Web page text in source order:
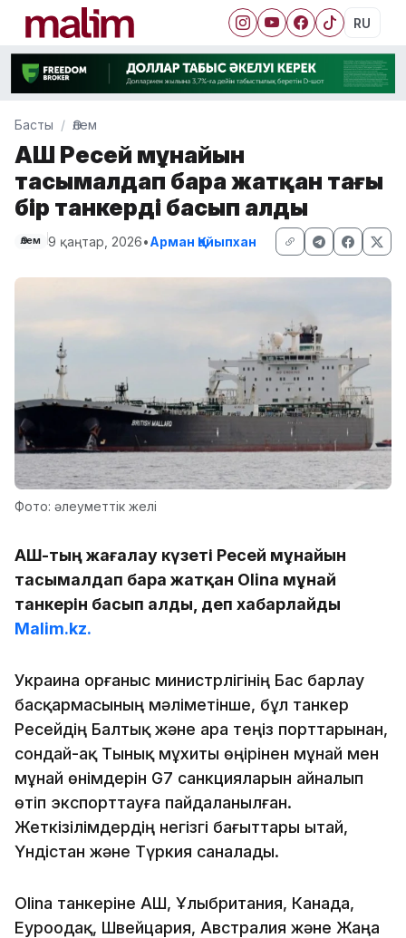
RU
Басты Әлем
АҚШ Ресей мұнайын
тасымалдап бара жатқан тағы
бір танкерді басып алды
Әлем 9 қаңтар, 2026•Арман Қайыпхан
Фото: әлеуметтік желі
АҚШ-тың жағалау күзеті Ресей мұнайын
тасымалдап бара жатқан Olina мұнай
танкерін басып алды, деп хабарлайды
Malim.kz.
Украина Қорғаныс министрлігінің Бас барлау
басқармасының мәліметінше, бұл танкер
Ресейдің Балтық және Қара теңіз порттарынан,
сондай-ақ Тынық мұхиты өңірінен мұнай мен
мұнай өнімдерін G7 санкцияларын айналып
өтіп экспорттауға пайдаланылған.
Жеткізілімдердің негізгі бағыттары Қытай,
Үндістан және Түркия саналады.
Olina танкеріне АҚШ, Ұлыбритания, Канада,
Еуроодақ, Швейцария, Австралия және Жаңа